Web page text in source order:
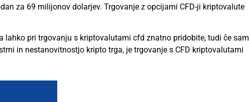
za 69 milijonov dolarjev. Trgovanje z opcijami CFD-ji kriptovalute
lahko pri trgovanju s kriptovalutami cfd znatno pridobite, tudi če sam
in nestanovitnostjo kripto trga, je trgovanje s CFD kriptovalutami